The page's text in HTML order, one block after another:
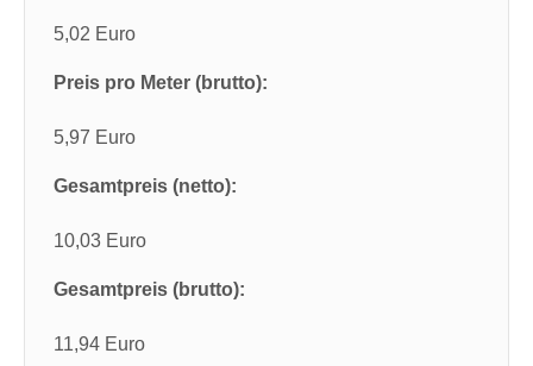
5,02 Euro
Preis pro Meter (brutto):
5,97 Euro
Gesamtpreis (netto):
10,03 Euro
Gesamtpreis (brutto):
11,94 Euro